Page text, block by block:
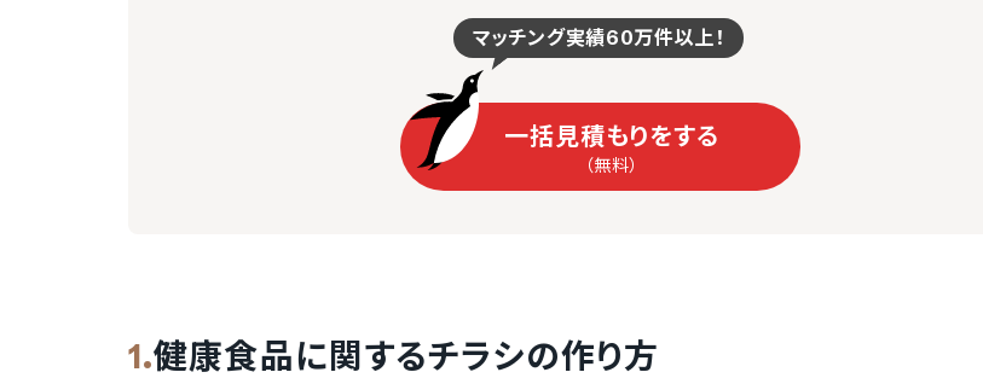
マッチング実績60万件以上！
一括見積もりをする
（無料）
健康食品に関するチラシの作り方